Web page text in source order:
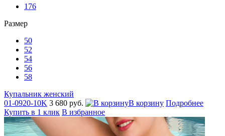
176
Размер
50
52
54
56
58
Купальник женский
01-0920-10K 3 680 руб. В корзину Подробнее
Купить в 1 клик В избранное